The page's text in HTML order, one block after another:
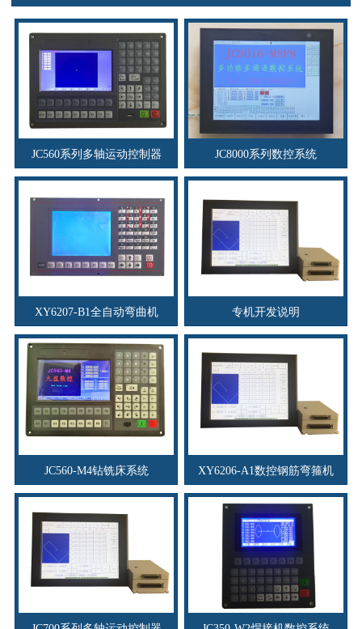
JC560系列多轴运动控制器 JC8000系列数控系统
XY6207-B1全自动弯曲机 专机开发说明
JC560-M4钻铣床系统 XY6206-A1数控钢筋弯箍机